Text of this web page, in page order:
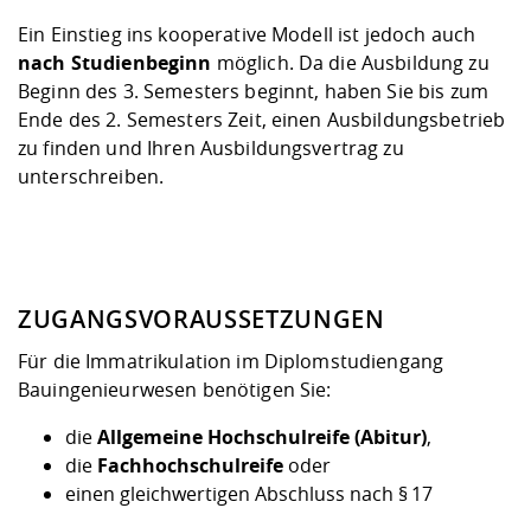
Ein Einstieg ins kooperative Modell ist jedoch auch
nach Studienbeginn möglich. Da die Ausbildung zu
Beginn des 3. Semesters beginnt, haben Sie bis zum
Ende des 2. Semesters Zeit, einen Ausbildungsbetrieb
zu finden und Ihren Ausbildungsvertrag zu
unterschreiben.
ZUGANGSVORAUSSETZUNGEN
Für die Immatrikulation im Diplomstudiengang
Bauingenieurwesen benötigen Sie:
dieAllgemeine Hochschulreife (Abitur),
die Fachhochschulreife oder
einen gleichwertigen Abschluss nach § 17